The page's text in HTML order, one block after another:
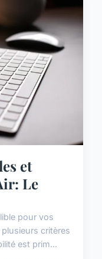
et
Le
pour vos
critères
est prim...